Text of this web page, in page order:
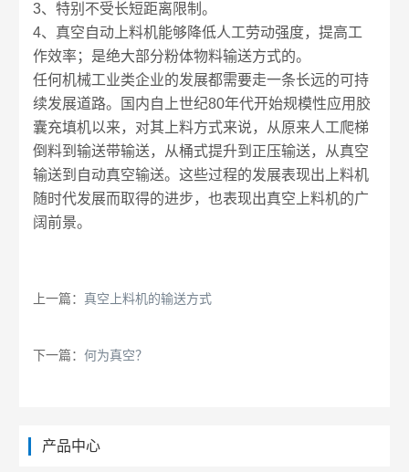
3、特别不受长短距离限制。
4、真空自动上料机能够降低人工劳动强度，提高工
作效率；是绝大部分粉体物料输送方式的。
任何机械工业类企业的发展都需要走一条长远的可持
续发展道路。国内自上世纪80年代开始规模性应用胶
囊充填机以来，对其上料方式来说，从原来人工爬梯
倒料到输送带输送，从桶式提升到正压输送，从真空
输送到自动真空输送。这些过程的发展表现出上料机
随时代发展而取得的进步，也表现出真空上料机的广
阔前景。
上一篇：真空上料机的输送方式
下一篇：何为真空？
产品中心